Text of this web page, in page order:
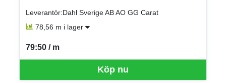
Leverantör:Dahl Sverige AB AO GG Carat
78,56 m i lager
Köp nu
79:50 / m
SEK per M